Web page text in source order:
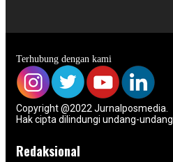
Terhubung dengan kami
Copyright @2022 Jurnalposmedia.
Hak cipta dilindungi undang-undang
Redaksional